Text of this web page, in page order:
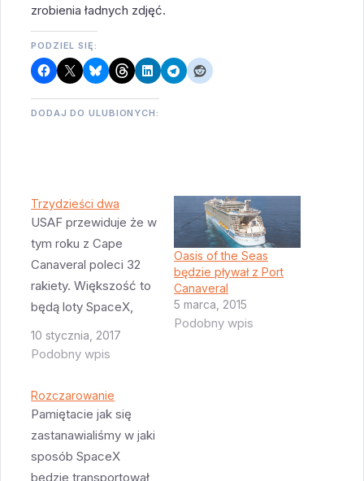
zrobienia ładnych zdjęć.
PODZIEL SIĘ:
DODAJ DO ULUBIONYCH:
Trzydzieści dwa
USAF przewiduje że w
tym roku z Cape
Canaveral poleci 32
rakiety. Większość to
będą loty SpaceX,
ULA ma w planach
wystrzelić: SBIRS GEO
(Cygnus) AEHF 4
TDRS-M NROL-52
SBIRS GEO Flight 4
AFSPC 11 (dziewiczy
lot X-37C?) GPS 3-01
10 stycznia, 2017
Podobny wpis
Oasis of the Seas
będzie pływał z Port
Canaveral
5 marca, 2015
Podobny wpis
Rozczarowanie
Pamiętacie jak się
zastanawialiśmy w jaki
sposób SpaceX
będzie transportował